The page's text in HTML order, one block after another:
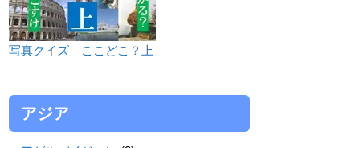
写真クイズ ここどこ？上
アジア